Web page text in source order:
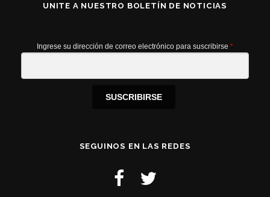
UNITE A NUESTRO BOLETÍN DE NOTICIAS
Ingrese su dirección de correo electrónico para suscribirse *
SUSCRIBIRSE
SEGUINOS EN LAS REDES